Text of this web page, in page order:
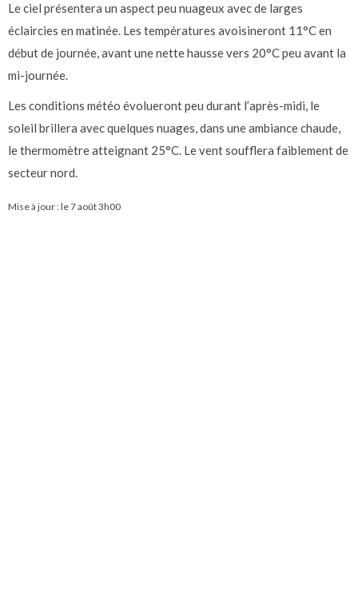
Le ciel présentera un aspect peu nuageux avec de larges
éclaircies en matinée. Les températures avoisineront 11°C en
début de journée, avant une nette hausse vers 20°C peu avant la
mi-journée.
Les conditions météo évolueront peu durant l’après-midi, le
soleil brillera avec quelques nuages, dans une ambiance chaude,
le thermomètre atteignant 25°C. Le vent soufflera faiblement de
secteur nord.
Mise à jour : le7 août 3h00